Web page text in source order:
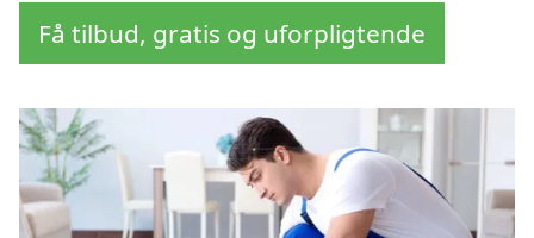
Få tilbud, gratis og uforpligtende